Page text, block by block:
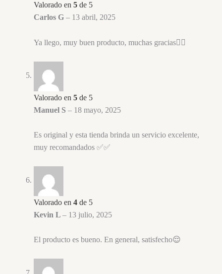
Valorado en 5 de 5
Carlos G – 13 abril, 2025
Ya llego, muy buen producto, muchas gracias💆‍♀️
Valorado en 5 de 5
Manuel S – 18 mayo, 2025
Es original y esta tienda brinda un servicio excelente,
muy recomandados ✅✅
Valorado en 4 de 5
Kevin L – 13 julio, 2025
El producto es bueno. En general, satisfecho😌